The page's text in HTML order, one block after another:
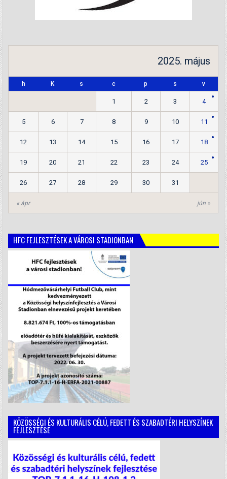
2025. május
h K s c p s v
« ápr jún »
1 2 3 4
5 6 7 8 9 10 11
12 13 14 15 16 17 18
19 20 21 22 23 24 25
26 27 28 29 30 31
HFC FEJLESZTÉSEK A VÁROSI STADIONBAN
KÖZÖSSÉGI ÉS KULTURÁLIS CÉLÚ, FEDETT ÉS SZABADTÉRI HELYSZÍNEK
FEJLESZTÉSE